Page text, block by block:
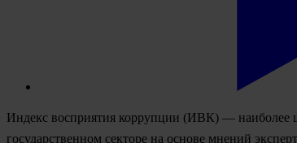
Индекс восприятия коррупции (ИВК) — наиболее
государственном секторе на основе мнений